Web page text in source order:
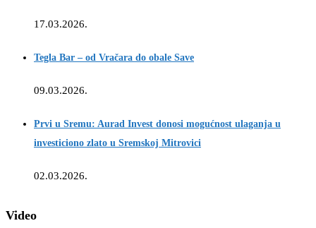
17.03.2026.
Tegla Bar – od Vračara do obale Save
09.03.2026.
Prvi u Sremu: Aurad Invest donosi mogućnost ulaganja u
investiciono zlato u Sremskoj Mitrovici
02.03.2026.
Video